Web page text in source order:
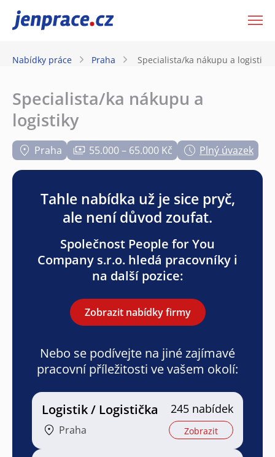
JenPráce.cz
Nabídky práce Praha Specialista/ka nákupu a logistiky
Specialista/ka nákupu a
logistiky
Praha 55.000 – 65.000 Kč Plný úvazek
Tahle nabídka už je sice pryč,
ale není důvod zoufat.
Společnost People for You
Company s.r.o. hledá pracovníky i
na další pozice:
Zobrazit nabídky firmy
Nebo se podívejte na jiné zajímavé
pracovní příležitosti ve vašem okolí:
Logistik / Logistička
Praha
245 nabídek
Zobrazit